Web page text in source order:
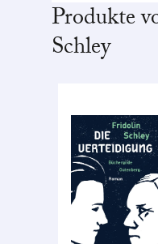
Produkte
Schley